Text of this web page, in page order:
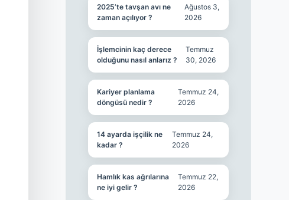
2025’te tavşan avı ne
zaman açılıyor ?
Ağustos 3,
2026
İşlemcinin kaç derece
olduğunu nasıl anlarız ?
Temmuz
30, 2026
Kariyer planlama
döngüsü nedir ?
Temmuz 24,
2026
14 ayarda işçilik ne
kadar ?
Temmuz 24,
2026
Hamlık kas ağrılarına
ne iyi gelir ?
Temmuz 22,
2026